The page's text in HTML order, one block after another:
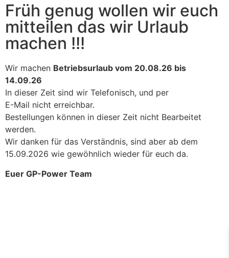
Früh genug wollen wir euch
mitteilen das wir Urlaub
machen !!!
Wir machen Betriebsurlaub vom 20.08.26 bis
14.09.26
In dieser Zeit sind wir Telefonisch, und per
E-Mail nicht erreichbar.
Bestellungen können in dieser Zeit nicht Bearbeitet
werden.
Wir danken für das Verständnis, sind aber ab dem
15.09.2026 wie gewöhnlich wieder für euch da.
Euer GP-Power Team